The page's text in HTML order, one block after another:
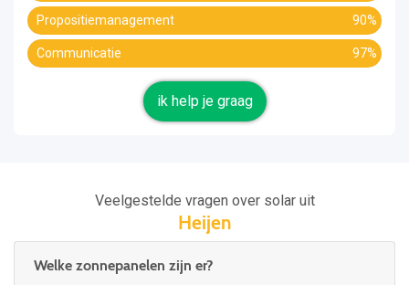
Propositiemanagement 90%
Communicatie 97%
ik help je graag
Veelgestelde vragen over solar uit
Heijen
Welke zonnepanelen zijn er?